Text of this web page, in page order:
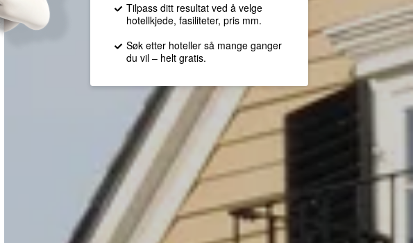
Tilpass ditt resultat ved å velge
hotellkjede, fasiliteter, pris mm.
Søk etter hoteller så mange ganger
du vil – helt gratis.